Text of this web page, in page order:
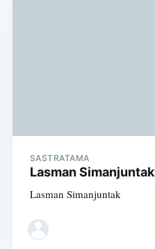
SASTRATAMA
Lasman Simanjuntak
Lasman Simanjuntak